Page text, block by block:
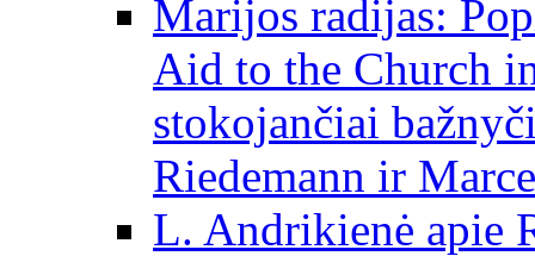
Marijos radijas:
Aid to the Church
stokojančiai
Riedemann ir
L. Andrikienė apie